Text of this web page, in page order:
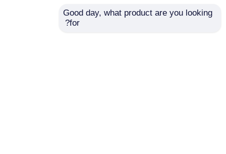
Good day, what product are you looking
for?